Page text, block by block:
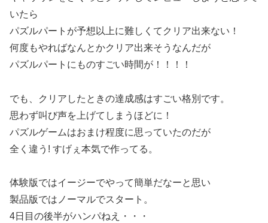
いたら
パズルパートが予想以上に難しくてクリア出来ない！
何度もやればなんとかクリア出来そうなんだが
パズルパートにものすごい時間が！！！！
でも、クリアしたときの達成感はすごい格別です。
思わず叫び声を上げてしまうほどに！
パズルゲームはおまけ程度に思っていたのだが
全く違う! すげぇ本気で作ってる。
体験版ではイージーでやって簡単だなーと思い
製品版ではノーマルでスタート。
4日目の後半がハンパねえ・・・